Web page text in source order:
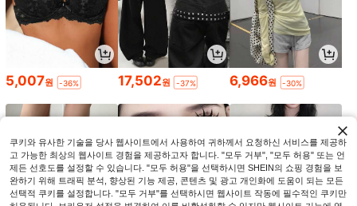
5,007원 -36% 17,502원 -37% 6,966원 -30%
쿠키와 유사한 기술을 당사 웹사이트에서 사용하여 귀하께서 요청하신 서비스를 제공하
고 가능한 최상의 웹사이트 경험을 제공하고자 합니다. "모두 거부", "모두 허용" 또는 언
제든 선호도를 설정할 수 있습니다. "모두 허용"을 선택하시면 SHEIN의 쇼핑 경험을 보
완하기 위해 트래픽 분석, 향상된 기능 제공, 콘텐츠 및 광고 개인화에 도움이 되는 모든
선택적 쿠키를 설정합니다. "모두 거부"를 선택하시면 웹사이트 작동에 필수적인 쿠키만